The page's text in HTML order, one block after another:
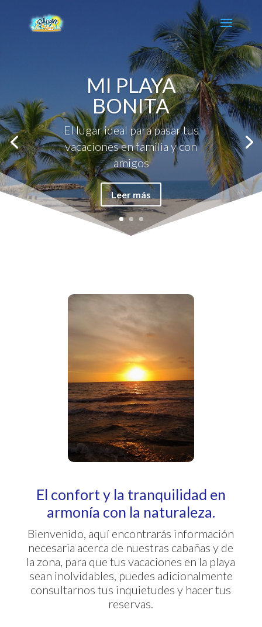
MI PLAYA
BONITA
El lugar ideal para pasar tus
vacaciones en familia y con
amigos
Leer más
El confort y la tranquilidad en
armonía con la naturaleza.
Bienvenido, aquí encontrarás información
necesaria acerca de nuestras cabañas y de
la zona, para que tus vacaciones en la playa
sean inolvidables, puedes adicionalmente
consultarnos tus inquietudes y hacer tus
reservas.